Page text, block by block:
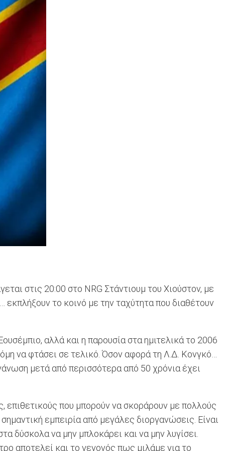
στις 20:00 στο NRG Στάντιουμ του Χιούστον, με
το κοινό με την ταχύτητα που διαθέτουν
αλλά και η παρουσία στα ημιτελικά το 2006
να φτάσει σε τελικό. Όσον αφορά τη Λ.Δ. Κονγκό…
μετά από περισσότερα από 50 χρόνια έχει
επιθετικούς που μπορούν να σκοράρουν με πολλούς
εμπειρία από μεγάλες διοργανώσεις. Είναι
δύσκολα να μην μπλοκάρει και να μην λυγίσει.
αποτελεί και το γεγονός πως μιλάμε για το